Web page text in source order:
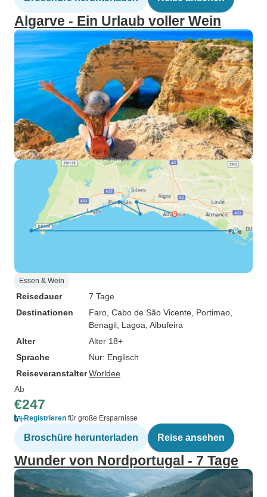
Algarve - Ein Urlaub voller Wein
Essen & Wein
Reisedauer
7 Tage
Destinationen
Faro , Cabo de São Vicente , Portimao
Benagil , Lagoa , Albufeira
Alter
Alter 18+
Sprache
Nur: Englisch
ReiseveranstalterWorldee
Ab
€247
Registrieren für große Ersparnisse
Broschüre herunterladen Reise ansehen
Wunder von Nordportugal - 7 Tage